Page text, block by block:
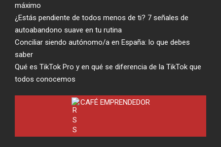
máximo
¿Estás pendiente de todos menos de ti? 7 señales de
autoabandono suave en tu rutina
Conciliar siendo autónomo/a en España: lo que debes
saber
Qué es TikTok Pro y en qué se diferencia de la TikTok que
todos conocemos
CAFÉ EMPRENDEDOR